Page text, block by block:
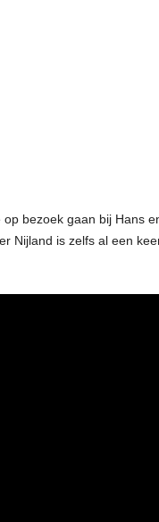
bezoek gaan bij Hans
Nijland is zelfs al een